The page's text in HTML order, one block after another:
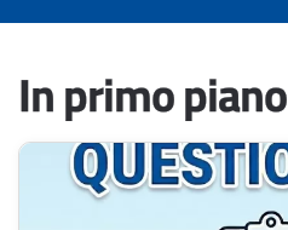
In primo piano